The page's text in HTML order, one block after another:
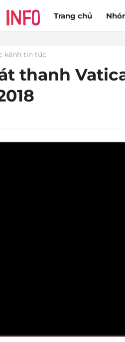
Trang chủ
kênh tin tức
thanh